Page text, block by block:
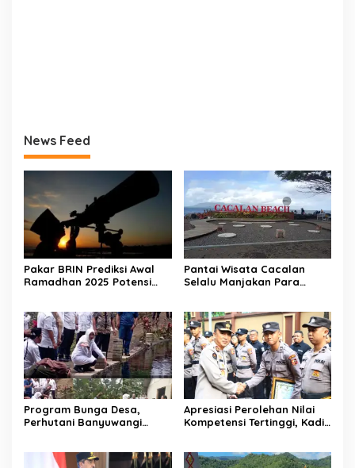
News Feed
Pakar BRIN Prediksi Awal
Ramadhan 2025 Potensi
Pantai Wisata Cacalan
Selalu Manjakan Para
Program Bunga Desa,
Perhutani Banyuwangi
Wonoasih BKPH Glenmore
Apresiasi Perolehan Nilai
Kompetensi Tertinggi, Kadiv